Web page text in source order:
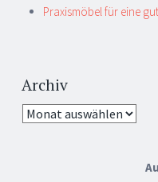
Praxismöbel für eine
Archiv
Archiv